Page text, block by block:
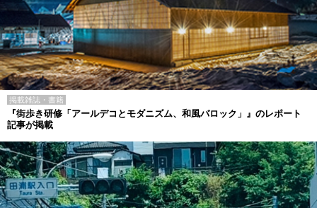
掲載雑誌・書籍
『街歩き研修「アールデコとモダニズム、和風バロック」』のレポート
記事が掲載